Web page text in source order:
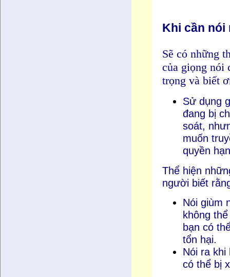
Khi cần nói
Sẽ có những
của giọng nói
trọng và biết
Sử dụng
đang bị
soát,
muốn
quyền
Thể hiện
người biết
Nói giùm
không
bạn có
tổn hại.
Nói ra
có thể bị